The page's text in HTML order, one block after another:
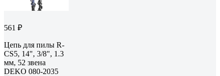
561 ₽
Цепь для пилы R-
CS5, 14", 3/8", 1.3
мм, 52 звена
DEKO 080-2035